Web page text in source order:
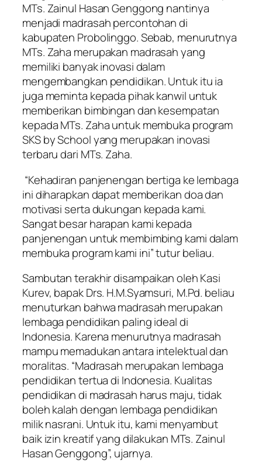
MTs. Zainul Hasan Genggong nantinya
menjadi madrasah percontohan di
kabupaten Probolinggo. Sebab, menurutnya
MTs. Zaha merupakan madrasah yang
memiliki banyak inovasi dalam
mengembangkan pendidikan. Untuk itu ia
juga meminta kepada pihak kanwil untuk
memberikan bimbingan dan kesempatan
kepada MTs. Zaha untuk membuka program
SKS by School yang merupakan inovasi
terbaru dari MTs. Zaha.
“Kehadiran panjenengan bertiga ke lembaga
ini diharapkan dapat memberikan doa dan
motivasi serta dukungan kepada kami.
Sangat besar harapan kami kepada
panjenengan untuk membimbing kami dalam
membuka program kami ini” tutur beliau.
Sambutan terakhir disampaikan oleh Kasi
Kurev, bapak Drs. H.M.Syamsuri, M.Pd. beliau
menuturkan bahwa madrasah merupakan
lembaga pendidikan paling ideal di
Indonesia. Karena menurutnya madrasah
mampu memadukan antara intelektual dan
moralitas. “Madrasah merupakan lembaga
pendidikan tertua di Indonesia. Kualitas
pendidikan di madrasah harus maju, tidak
boleh kalah dengan lembaga pendidikan
milik nasrani. Untuk itu, kami menyambut
baik izin kreatif yang dilakukan MTs. Zainul
Hasan Genggong”, ujarnya.